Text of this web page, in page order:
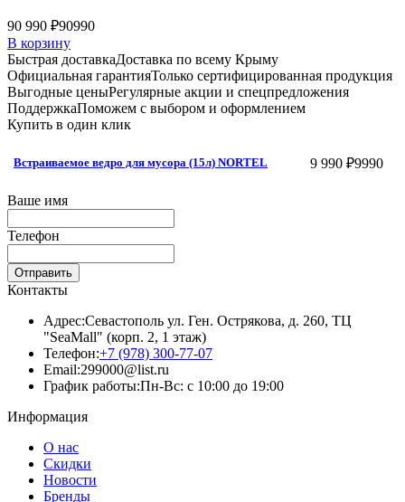
90 990 ₽90990
В корзину
Быстрая доставкаДоставка по всему Крыму
Официальная гарантияТолько сертифицированная продукция
Выгодные ценыРегулярные акции и спецпредложения
ПоддержкаПоможем с выбором и оформлением
Купить в один клик
Встраиваемое ведро для мусора (15л) NORTEL 9 990 ₽9990
Ваше имя
Телефон
Отправить
Контакты
Адрес:Севастополь ул. Ген. Острякова, д. 260, ТЦ
"SeaMall" (корп. 2, 1 этаж)
Телефон:+7 (978) 300-77-07
Email:299000@list.ru
График работы:Пн-Вс: с 10:00 до 19:00
Информация
О нас
Скидки
Новости
Бренды